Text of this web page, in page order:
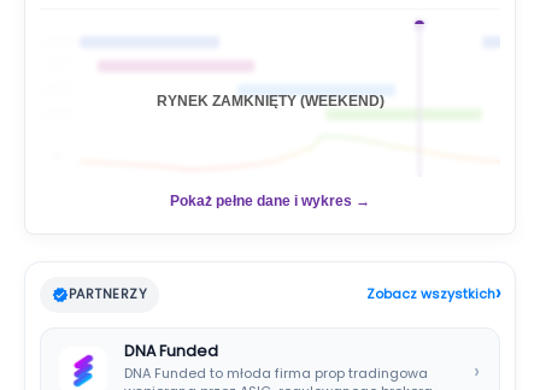
RYNEK ZAMKNIĘTY (WEEKEND)
Pokaż pełne dane i wykres →
PARTNERZY Zobacz wszystkich›
DNA Funded
DNA Funded to młoda firma prop tradingowa
›